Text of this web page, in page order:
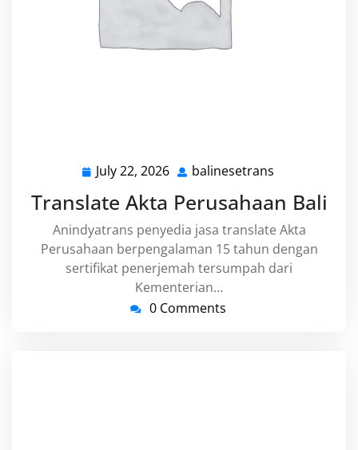
July 22, 2026 July
2026
balinesetrans
Translate Akta Perusahaan Bali
Anindyatrans penyedia jasa translate Akta
Perusahaan berpengalaman 15 tahun dengan
sertifikat penerjemah tersumpah dari
Kementerian…
0 Comments